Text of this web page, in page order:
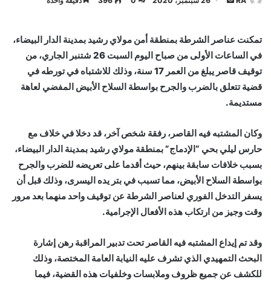
تمكنت عناصر الشرطة بمنطقة أمن مولاي رشيد بمدينة الدار البيضاء،
في الساعات الأولى من صباح اليوم السبت 26 شتنبر الجاري، من
توقيف قاصر يبلغ من العمر 17 سنة، وذلك للاشتباه في تورطه في
قضية تتعلق بالضرب والجرح بواسطة السلاح الأبيض المفضي لعاهة
مستديمة.
وكان المشتبه فيه القاصر، رفقة شخص آخر، قد دخلا في خلاف مع
حارس ليلي بحي “الإدماج” بمنطقة مولاي رشيد بمدينة الدار البيضاء،
بسبب خلافات سابقة بينهم، حيث أقدما على تعريضه للضرب والجرح
بواسطة السلاح الأبيض، مما تسبب في بتر يده اليسرى، وذلك قبل أن
يسفر التدخل الفوري لعناصر الشرطة عن توقيف واحد منهما بعد مرور
وقت وجيز من ارتكاب هذه الأفعال الإجرامية.
وقد تم إيداع المشتبه فيه القاصر تحت تدبير المراقبة رهن إشارة
البحث التمهيدي الذي تشرف عليه النيابة العامة المختصة، وذلك
للكشف عن جميع ظروف وملابسات وخلفيات هذه القضية، فيما